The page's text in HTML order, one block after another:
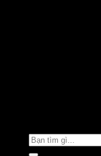
Tìm
kiếm: